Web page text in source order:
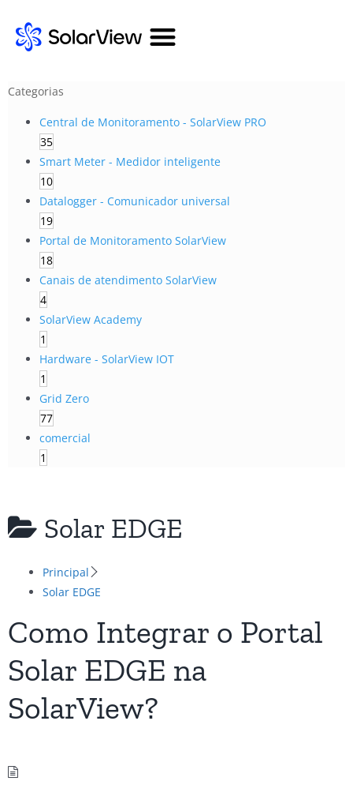
Categorias
Central de Monitoramento - SolarView PRO
35
Smart Meter - Medidor inteligente
10
Datalogger - Comunicador universal
19
Portal de Monitoramento SolarView
18
Canais de atendimento SolarView
4
SolarView Academy
1
Hardware - SolarView IOT
1
Grid Zero
77
comercial
1
Solar EDGE
Principal
Solar EDGE
Como Integrar o Portal
Solar EDGE na
SolarView?